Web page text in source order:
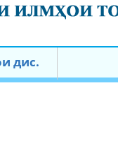
дис.